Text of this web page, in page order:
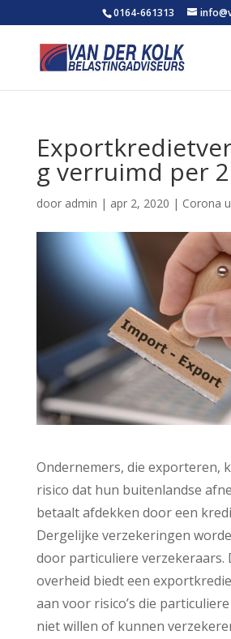
0164-661313
g verruimd per
door admin | apr 2, 2020 | Corona
Ondernemers, die exporteren,
risico dat hun buitenlandse
betaalt afdekken door een
Dergelijke verzekeringen
door particuliere verzekeraars.
overheid biedt een
aan voor risico’s die
niet willen of kunnen